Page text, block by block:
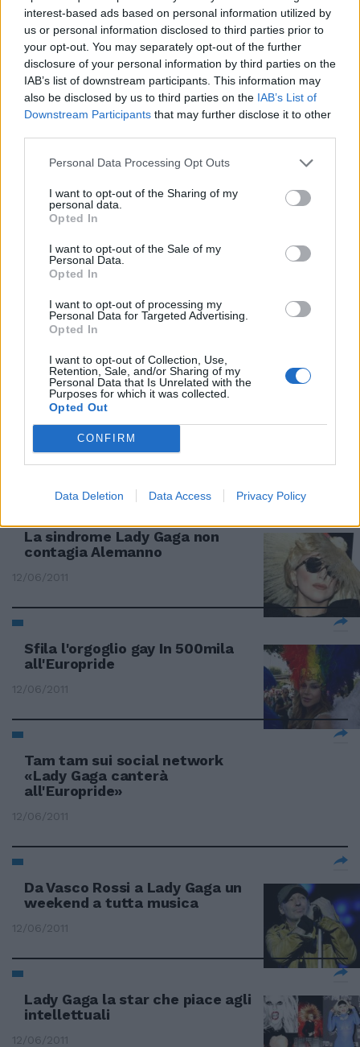
interest-based ads based on personal information utilized by
us or personal information disclosed to third parties prior to
your opt-out. You may separately opt-out of the further
disclosure of your personal information by third parties on the
IAB’s list of downstream participants. This information may
also be disclosed by us to third parties on the IAB’s List of
Downstream Participants that may further disclose it to other
Personal Data Processing Opt Outs
I want to opt-out of the Sharing of my
personal data.
Opted In
I want to opt-out of the Sale of my
Personal Data.
Opted In
I want to opt-out of processing my
Personal Data for Targeted Advertising.
Opted In
I want to opt-out of Collection, Use,
Retention, Sale, and/or Sharing of my
Personal Data that Is Unrelated with the
Purposes for which it was collected.
Opted Out
CONFIRM
Data Deletion Data Access Privacy Policy
nera web della Cina
28/08/2011
Le parole di Lady Gaga «Amy
Winehouse è stata un esempio»
La più ricca è Lady Gaga
Lady Gaga lo ringrazia Alemanno
fischiato
12/06/2011
L'ambasciatore Thorne al
concerto di Lady Gaga
12/06/2011
La sindrome Lady Gaga non
contagia Alemanno
12/06/2011
Sfila l'orgoglio gay In 500mila
all'Europride
12/06/2011
Tam tam sui social network
«Lady Gaga canterà
all'Europride»
12/06/2011
Da Vasco Rossi a Lady Gaga un
weekend a tutta musica
12/06/2011
Lady Gaga la star che piace agli
intellettuali
12/06/2011